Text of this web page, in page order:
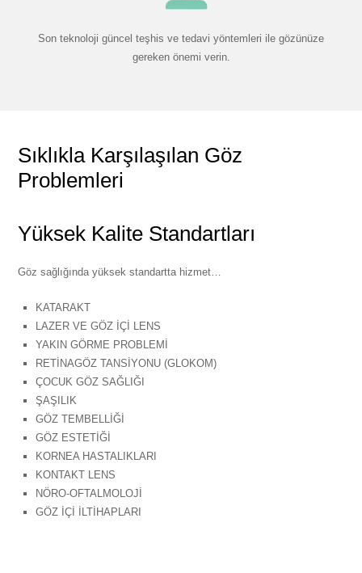
Son teknoloji güncel teşhis ve tedavi yöntemleri ile gözünüze
gereken önemi verin.
Sıklıkla Karşılaşılan Göz
Problemleri
Yüksek Kalite Standartları
Göz sağlığında yüksek standartta hizmet…
KATARAKT
LAZER VE GÖZ İÇİ LENS
YAKIN GÖRME PROBLEMİ
RETİNAGÖZ TANSİYONU (GLOKOM)
ÇOCUK GÖZ SAĞLIĞI
ŞAŞILIK
GÖZ TEMBELLİĞİ
GÖZ ESTETİĞİ
KORNEA HASTALIKLARI
KONTAKT LENS
NÖRO-OFTALMOLOJİ
GÖZ İÇİ İLTİHAPLARI